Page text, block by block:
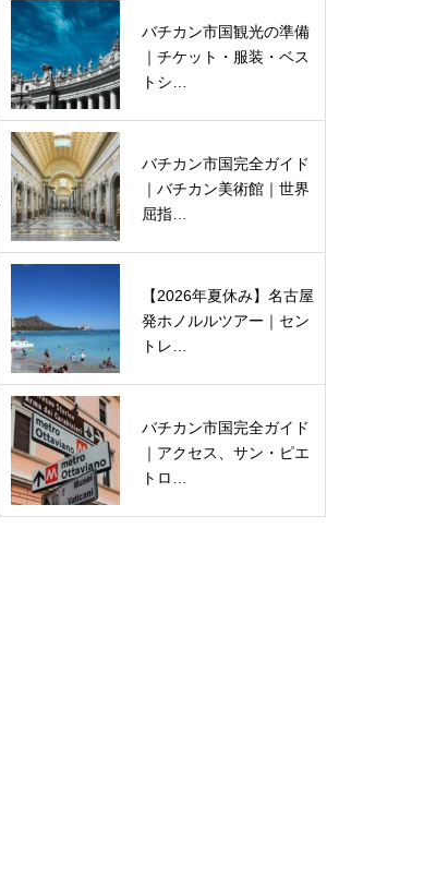
バチカン市国観光の準備
｜チケット・服装・ベス
トシ…
バチカン市国完全ガイド
｜バチカン美術館｜世界
屈指…
【2026年夏休み】名古屋
発ホノルルツアー｜セン
トレ…
バチカン市国完全ガイド
｜アクセス、サン・ピエ
トロ…